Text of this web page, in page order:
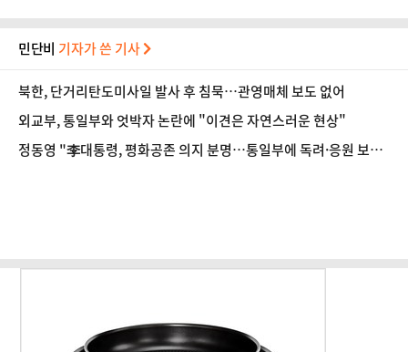
민단비 기자가 쓴 기사
북한, 단거리탄도미사일 발사 후 침묵…관영매체 보도 없어
외교부, 통일부와 엇박자 논란에 "이견은 자연스러운 현상"
정동영 "李대통령, 평화공존 의지 분명…통일부에 독려·응원 보낸